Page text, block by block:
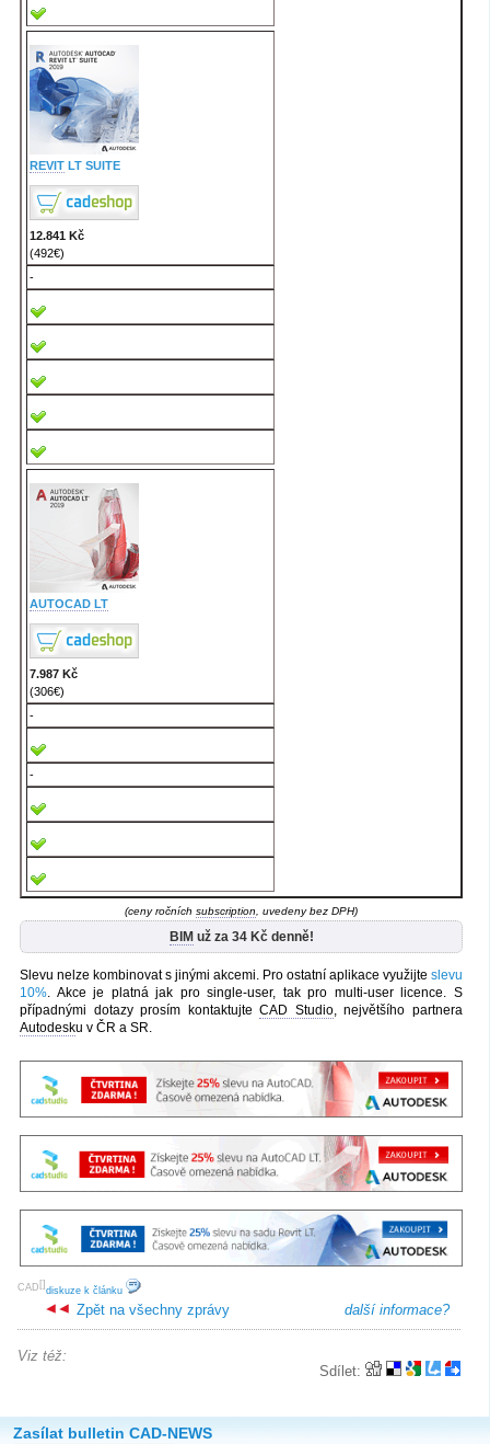
REVIT LT SUITE
12.841 Kč
(492€)
-
AUTOCAD LT
7.987 Kč
(306€)
-
-
(ceny ročních subscription, uvedeny bez DPH)
BIM už za 34 Kč denně!
Slevu nelze kombinovat s jinými akcemi. Pro ostatní aplikace využijte slevu
10%. Akce je platná jak pro single-user, tak pro multi-user licence. S
případnými dotazy prosím kontaktujteCAD Studio, největšího partnera
Autodesku v ČR a SR.
[
CAD ]
diskuze k článku
další informace?
Zpět na všechny zprávy
Sdílet:
Viz též:
Zasílat bulletin CAD-NEWS